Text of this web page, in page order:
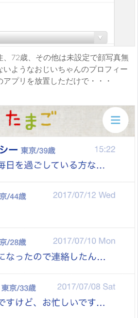
、72歳、その他は未設定で顔写真無
いようなおじいちゃんのプロフィー
プリを放置しただけで・・・